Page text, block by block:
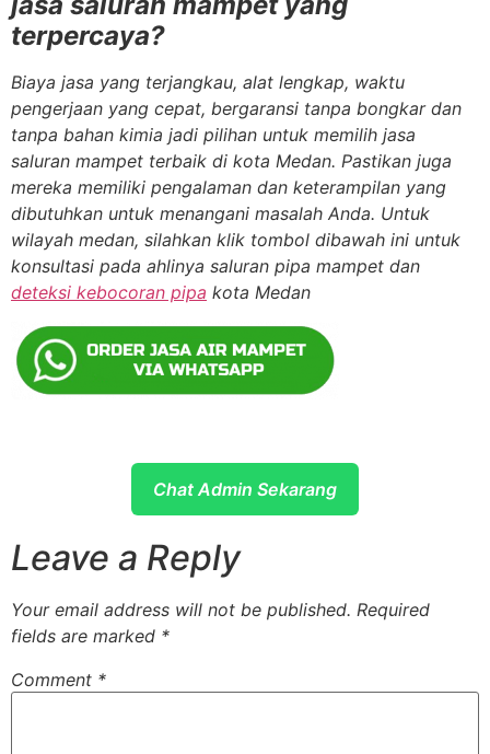
terpercaya?
Biaya jasa yang terjangkau, alat lengkap, waktu
pengerjaan yang cepat, bergaransi tanpa bongkar dan
tanpa bahan kimia jadi pilihan untuk memilih jasa
saluran mampet terbaik di kota Medan. Pastikan juga
mereka memiliki pengalaman dan keterampilan yang
dibutuhkan untuk menangani masalah Anda. Untuk
wilayah medan, silahkan klik tombol dibawah ini untuk
konsultasi pada ahlinya saluran pipa mampet dan
deteksi kebocoran pipa kota Medan
Chat Admin Sekarang
Leave a Reply
Your email address will not be published. Required
fields are marked *
Comment *